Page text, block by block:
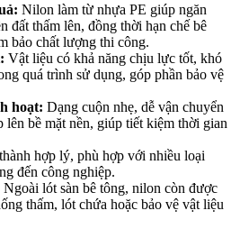
Nilon làm từ nhựa PE giúp ngăn
đất thấm lên, đồng thời hạn chế bê
bảo chất lượng thi công.
Vật liệu có khả năng chịu lực tốt, khó
quá trình sử dụng, góp phần bảo vệ
hoạt: Dạng cuộn nhẹ, dễ vận chuyển
lên bề mặt nền, giúp tiết kiệm thời gian
hợp lý, phù hợp với nhiều loại
đến công nghiệp.
Ngoài lót sàn bê tông, nilon còn được
thấm, lót chứa hoặc bảo vệ vật liệu